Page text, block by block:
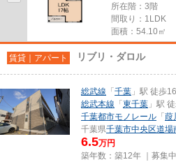
所在階：3階
間取り：1LDK
面積：54.10㎡
賃貸｜アパート リブリ・ダロル
総武線 「 千葉 」駅 徒歩
総武本線 「 東千葉 」駅
千葉都市モノレール 「 葭
千葉県千葉市中央区道場
6.5万円
築年数：築12年 ｜募集中